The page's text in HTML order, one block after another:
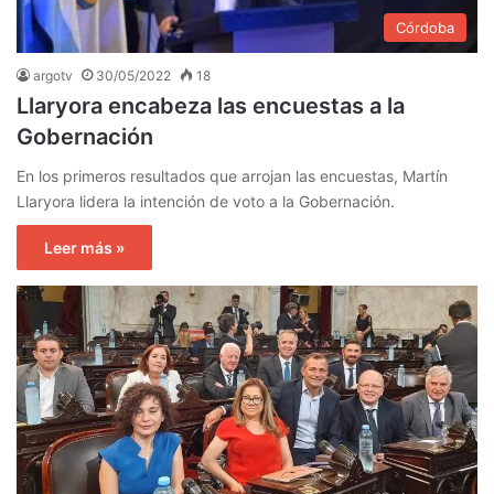
Córdoba
argotv 30/05/2022 18
Llaryora encabeza las encuestas a la
Gobernación
En los primeros resultados que arrojan las encuestas, Martín
Llaryora lidera la intención de voto a la Gobernación.
Leer más »